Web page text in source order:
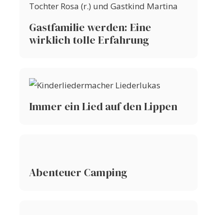
Gastfamilie werden: Eine
wirklich tolle Erfahrung
Immer ein Lied auf den Lippen
Abenteuer Camping